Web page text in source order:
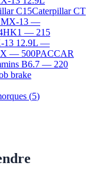
C15Caterpillar CT
MX-13 —
— 215
13 12.9L —
— 500PACCAR
B6.7 — 220
brake
(5)